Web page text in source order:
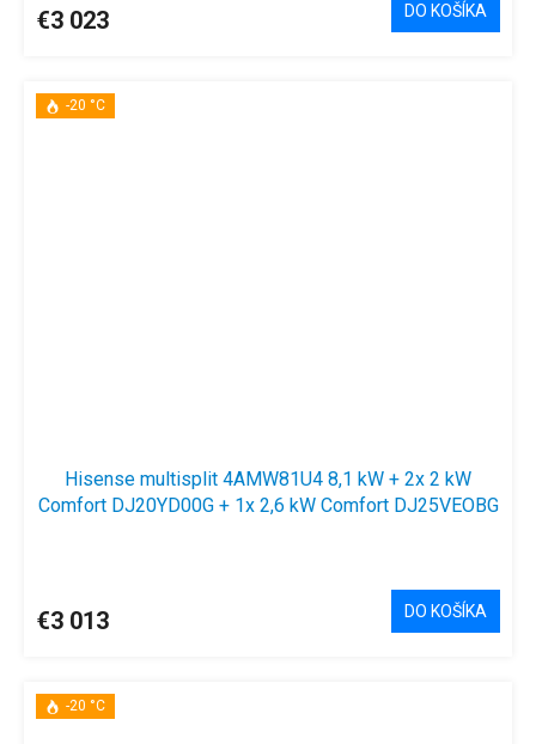
€3 023 DO KOŠÍKA
-20 °C
Hisense multisplit 4AMW81U4 8,1 kW + 2x 2 kW
Comfort DJ20YD00G + 1x 2,6 kW Comfort DJ25VEOBG
€3 013 DO KOŠÍKA
-20 °C